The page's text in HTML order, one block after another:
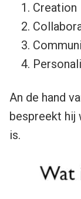
Creation
An de hand
bespreekt hij
is.